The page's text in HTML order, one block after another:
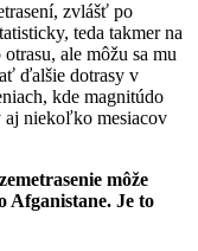
zvlášť po
teda takmer na
ale môžu sa mu
ďalšie dotrasy v
kde magnitúdo
niekoľko mesiacov
môže
Afganistane. Je to